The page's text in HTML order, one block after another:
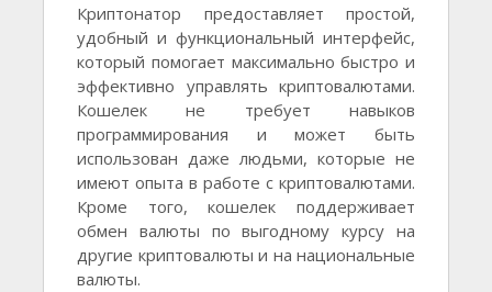
Криптонатор предоставляет простой,
удобный и функциональный интерфейс,
который помогает максимально быстро и
эффективно управлять криптовалютами.
Кошелек не требует навыков
программирования и может быть
использован даже людьми, которые не
имеют опыта в работе с криптовалютами.
Кроме того, кошелек поддерживает
обмен валюты по выгодному курсу на
другие криптовалюты и на национальные
валюты.